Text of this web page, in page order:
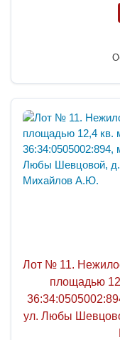
Лот № 11.
площадью
ул. Любы